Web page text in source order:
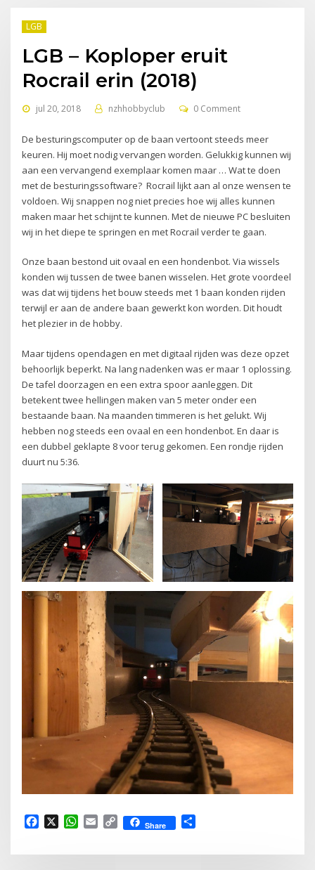
LGB
LGB – Koploper eruit
Rocrail erin (2018)
jul 20, 2018 nzhhobbyclub 0 Comment
De besturingscomputer op de baan vertoont steeds meer
keuren. Hij moet nodig vervangen worden. Gelukkig kunnen wij
aan een vervangend exemplaar komen maar … Wat te doen
met de besturingssoftware? Rocrail lijkt aan al onze wensen te
voldoen. Wij snappen nog niet precies hoe wij alles kunnen
maken maar het schijnt te kunnen. Met de nieuwe PC besluiten
wij in het diepe te springen en met Rocrail verder te gaan.
Onze baan bestond uit ovaal en een hondenbot. Via wissels
konden wij tussen de twee banen wisselen. Het grote voordeel
was dat wij tijdens het bouw steeds met 1 baan konden rijden
terwijl er aan de andere baan gewerkt kon worden. Dit houdt
het plezier in de hobby.
Maar tijdens opendagen en met digitaal rijden was deze opzet
behoorlijk beperkt. Na lang nadenken was er maar 1 oplossing.
De tafel doorzagen en een extra spoor aanleggen. Dit
betekent twee hellingen maken van 5 meter onder een
bestaande baan. Na maanden timmeren is het gelukt. Wij
hebben nog steeds een ovaal en een hondenbot. En daar is
een dubbel geklapte 8 voor terug gekomen. Een rondje rijden
duurt nu 5:36.
FacebookWhatsApp
EmailCopy Share